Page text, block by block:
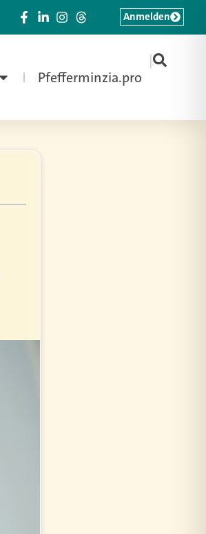
Pfefferminzia.pro
|
Anmelden